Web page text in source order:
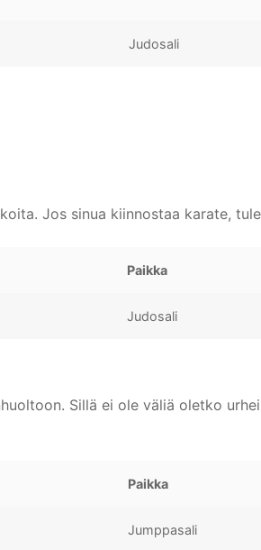
Judosali
Jos sinua kiinnostaa karate,
Paikka
Judosali
Sillä ei ole väliä oletko
Paikka
Jumppasali